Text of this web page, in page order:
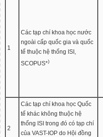
1
Các tạp chí khoa học nước
ngoài cấp quốc gia và quốc
tế thuộc hệ thống ISI,
SCOPUS*)
2
Các tạp chí khoa học Quốc
tế khác không thuộc hệ
thống ISI trong đó có tạp chí
của VAST-IOP do Hội đồng